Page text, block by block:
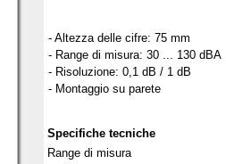
- Altezza delle cifre: 75 mm
- Range di misura: 30 ... 130 dBA
- Risoluzione: 0,1 dB / 1 dB
- Montaggio su parete
Specifiche tecniche
Range di misura